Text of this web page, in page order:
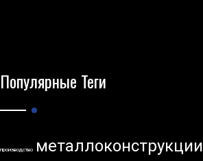
Популярные Теги
производство металлоконструкции